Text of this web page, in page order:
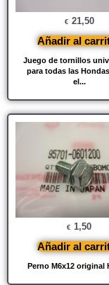
Juego de tornillos
para todas las
el...
€ 21,50
Añadir al
Perno M6x12 original
€ 1,50
Añadir al